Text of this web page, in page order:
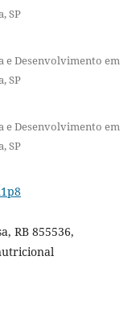
SP
e Desenvolvimento em
SP
e Desenvolvimento em
SP
RB 855536,